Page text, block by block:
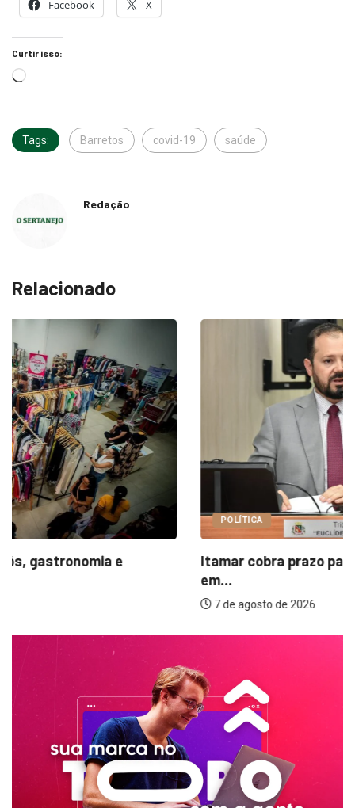
Facebook X
Curtir isso:
Tags: Barretos covid-19 saúde
Redação
Relacionado
POLÍTICA
Itamar cobra prazo para melhorias estruturais